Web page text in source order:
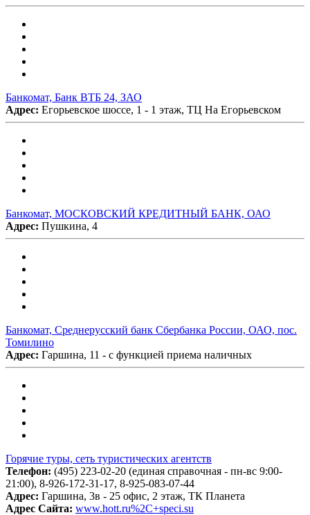
Банкомат, Банк ВТБ 24, ЗАО
Адрес: Егорьевское шоссе, 1 - 1 этаж, ТЦ На Егорьевском
Банкомат, МОСКОВСКИЙ КРЕДИТНЫЙ БАНК, ОАО
Адрес: Пушкина, 4
Банкомат, Среднерусский банк Сбербанка России, ОАО, пос.
Томилино
Адрес: Гаршина, 11 - с функцией приема наличных
Горячие туры, сеть туристических агентств
Телефон: (495) 223-02-20 (единая справочная - пн-вс 9:00-
21:00), 8-926-172-31-17, 8-925-083-07-44
Адрес: Гаршина, 3в - 25 офис, 2 этаж, ТК Планета
Адрес Сайта: www.hott.ru%2C+speci.su